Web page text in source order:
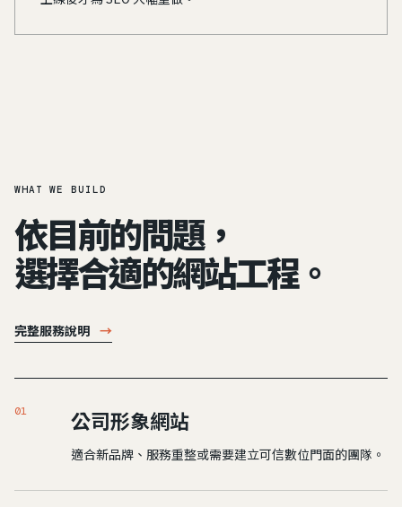
WHAT WE BUILD
依目前的問題，
選擇合適的網站工程。
完整服務說明 →
01 公司形象網站
適合新品牌、服務重整或需要建立可信數位門面的團隊。